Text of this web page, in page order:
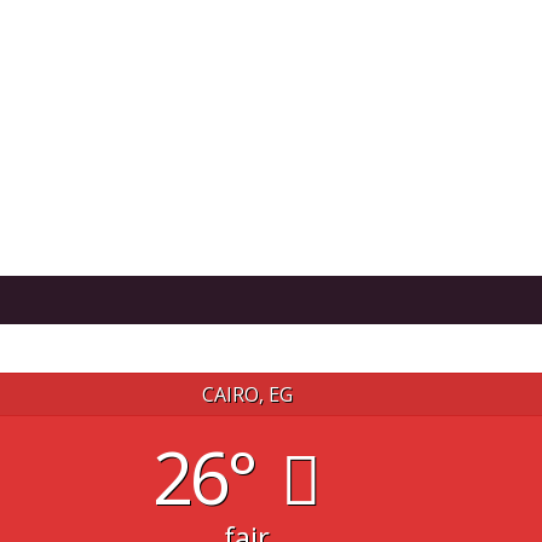
CAIRO, EG
26°